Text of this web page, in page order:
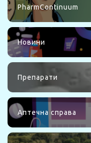
PharmContinuum
Новини
Препарати
Аптечна справа